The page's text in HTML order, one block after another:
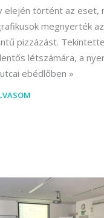
elején történt az eset,
megnyerték az
pizzázást.
létszámára, a
ebédlőben